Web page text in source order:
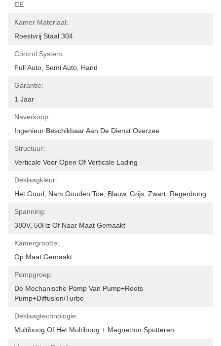
CE
Kamer Materiaal:
Roestvrij Staal 304
Control System:
Full Auto, Semi Auto, Hand
Garantie:
1 Jaar
Naverkoop:
Ingenieur Beschikbaar Aan De Dienst Overzee
Structuur:
Verticale Voor Open Of Verticale Lading
Deklaagkleur:
Het Goud, Nam Gouden Toe, Blauw, Grijs, Zwart, Regenboog
Spanning:
380V, 50Hz Of Naar Maat Gemaakt
Kamergrootte:
Op Maat Gemaakt
Pompgroep:
De Mechanische Pomp Van Pump+Roots
Pump+Diffusion/Turbo
Deklaagtechnologie:
Multiboog Of Het Multiboog + Magnetron Sputteren